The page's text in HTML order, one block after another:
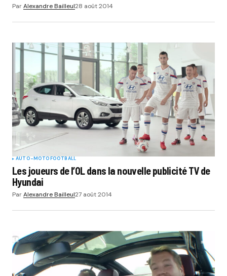
ParAlexandre Bailleul28 août 2014
AUTO-MOTOFOOTBALL
Les joueurs de l’OL dans la nouvelle publicité TV de
Hyundai
ParAlexandre Bailleul27 août 2014